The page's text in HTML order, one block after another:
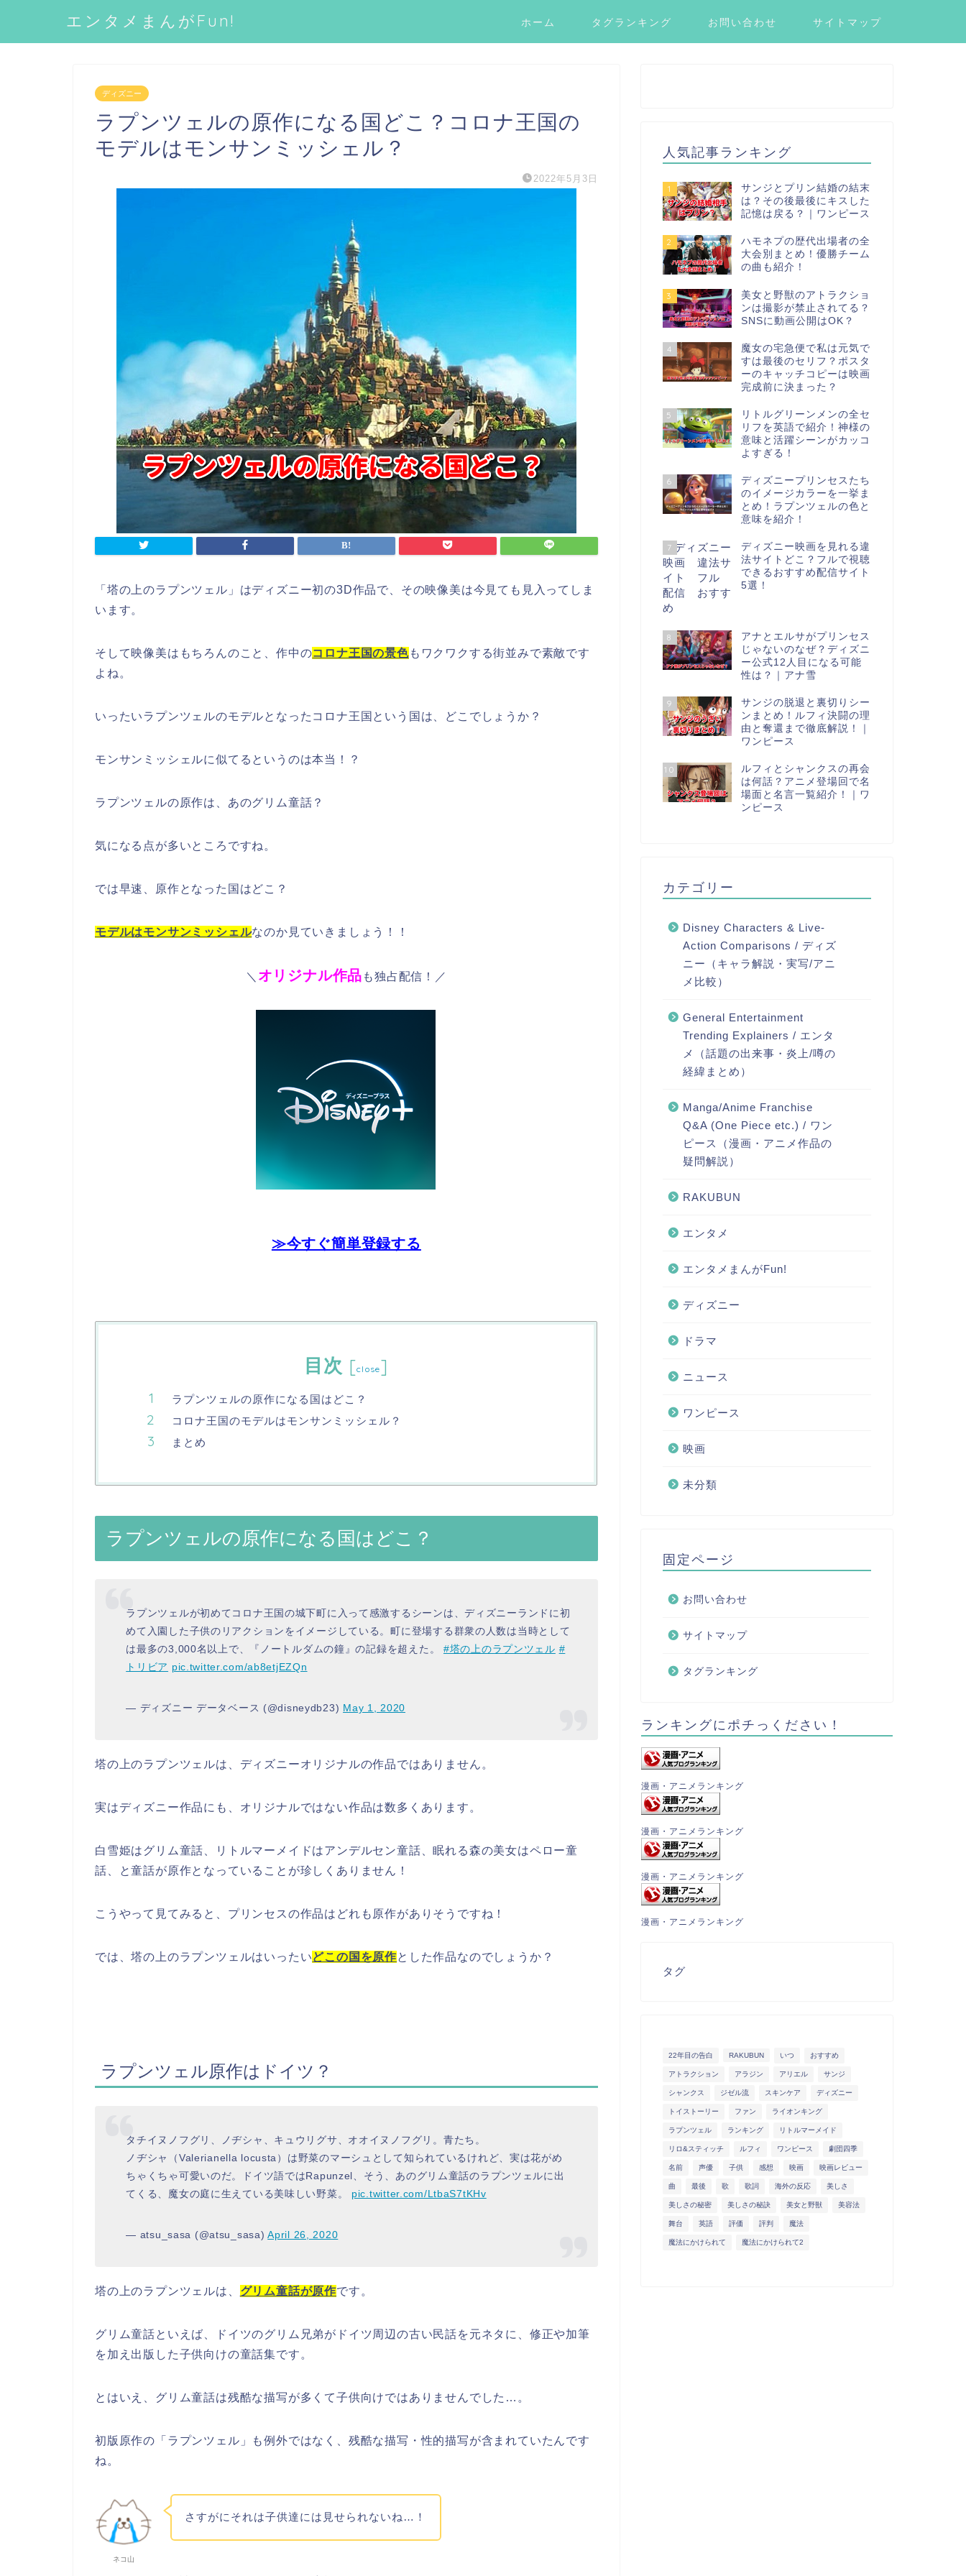
エンタメまんがFun! ホーム タグランキング お問い合わせ サイトマップ
ディズニー
ラプンツェルの原作になる国どこ？コロナ王国の
モデルはモンサンミッシェル？
2022年5月3日
「塔の上のラプンツェル」はディズニー初の3D作品で、その映像美は今見ても見入ってしま
います。
そして映像美はもちろんのこと、作中のコロナ王国の景色もワクワクする街並みで素敵です
よね。
いったいラプンツェルのモデルとなったコロナ王国という国は、どこでしょうか？
モンサンミッシェルに似てるというのは本当！？
ラプンツェルの原作は、あのグリム童話？
気になる点が多いところですね。
では早速、原作となった国はどこ？
モデルはモンサンミッシェルなのか見ていきましょう！！
＼ オリジナル作品 も独占配信！／
≫今すぐ簡単登録する
目次 [close]
ラプンツェルの原作になる国はどこ？
コロナ王国のモデルはモンサンミッシェル？
まとめ
ラプンツェルの原作になる国はどこ？
ラプンツェルが初めてコロナ王国の城下町に入って感激するシーンは、ディズニーランドに初
めて入園した子供のリアクションをイメージしている。町に登場する群衆の人数は当時として
は最多の3,000名以上で、『ノートルダムの鐘』の記録を超えた。 #塔の上のラプンツェル #
トリビア pic.twitter.com/ab8etjEZQn
— ディズニー データベース (@disneydb23) May 1, 2020
塔の上のラプンツェルは、ディズニーオリジナルの作品ではありません。
実はディズニー作品にも、オリジナルではない作品は数多くあります。
白雪姫はグリム童話、リトルマーメイドはアンデルセン童話、眠れる森の美女はペロー童
話、と童話が原作となっていることが珍しくありません！
こうやって見てみると、プリンセスの作品はどれも原作がありそうですね！
では、塔の上のラプンツェルはいったいどこの国を原作とした作品なのでしょうか？
ラプンツェル原作はドイツ？
タチイヌノフグリ、ノヂシャ、キュウリグサ、オオイヌノフグリ。青たち。
ノヂシャ（Valerianella locusta）は野菜のマーシュとして知られているけれど、実は花がめ
ちゃくちゃ可愛いのだ。ドイツ語ではRapunzel、そう、あのグリム童話のラプンツェルに出
てくる、魔女の庭に生えている美味しい野菜。 pic.twitter.com/LtbaS7tKHv
— atsu_sasa (@atsu_sasa)April 26, 2020
塔の上のラプンツェルは、 グリム童話が原作です。
グリム童話といえば、ドイツのグリム兄弟がドイツ周辺の古い民話を元ネタに、修正や加筆
を加え出版した子供向けの童話集です。
とはいえ、グリム童話は残酷な描写が多くて子供向けではありませんでした…。
初版原作の「ラプンツェル」も例外ではなく、残酷な描写・性的描写が含まれていたんです
ね。
ネコ山
さすがにそれは子供達には見せられないね…！
人気記事ランキング
1
サンジとプリン結婚の結末
は？その後最後にキスした
記憶は戻る？｜ワンピース
2
ハモネプの歴代出場者の全
大会別まとめ！優勝チーム
の曲も紹介！
3
美女と野獣のアトラクショ
ンは撮影が禁止されてる？
SNSに動画公開はOK？
4
魔女の宅急便で私は元気で
すは最後のセリフ？ポスタ
ーのキャッチコピーは映画
完成前に決まった？
5
リトルグリーンメンの全セ
リフを英語で紹介！神様の
意味と活躍シーンがカッコ
よすぎる！
6
ディズニープリンセスたち
のイメージカラーを一挙ま
とめ！ラプンツェルの色と
意味を紹介！
7
ディズニー映画を見れる違
法サイトどこ？フルで視聴
できるおすすめ配信サイト
5選！
8
アナとエルサがプリンセス
じゃないのなぜ？ディズニ
ー公式12人目になる可能
性は？｜アナ雪
9
サンジの脱退と裏切りシー
ンまとめ！ルフィ決闘の理
由と奪還まで徹底解説！｜
ワンピース
10
ルフィとシャンクスの再会
は何話？アニメ登場回で名
場面と名言一覧紹介！｜ワ
ンピース
カテゴリー
Disney Characters & Live-
Action Comparisons / ディズ
ニー（キャラ解説・実写/アニ
メ比較）
General Entertainment
Trending Explainers / エンタ
メ（話題の出来事・炎上/噂の
経緯まとめ）
Manga/Anime Franchise
Q&A (One Piece etc.) / ワン
ピース（漫画・アニメ作品の
疑問解説）
RAKUBUN
エンタメ
エンタメまんがFun!
ディズニー
ドラマ
ニュース
ワンピース
映画
未分類
固定ページ
お問い合わせ
サイトマップ
タグランキング
ランキングにポチっください！
漫画・アニメランキング
漫画・アニメランキング
漫画・アニメランキング
漫画・アニメランキング
タグ
22年目の告白 RAKUBUN いつ おすすめ
アトラクション アラジン アリエル サンジ
シャンクス ジゼル流 スキンケア ディズニー
トイストーリー ファン ライオンキング
ラプンツェル ランキング リトルマーメイド
リロ&スティッチ ルフィ ワンピース 劇団四季
名前 声優 子供 感想 映画 映画レビュー
曲 最後 歌 歌詞 海外の反応 美しさ
美しさの秘密 美しさの秘訣 美女と野獣 美容法
舞台 英語 評価 評判 魔法
魔法にかけられて 魔法にかけられて2